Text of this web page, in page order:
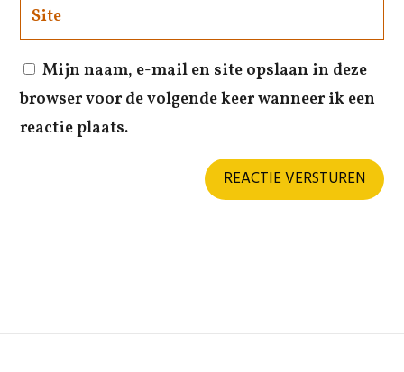
Mijn naam, e-mail en site opslaan in deze
browser voor de volgende keer wanneer ik een
reactie plaats.
REACTIE VERSTUREN